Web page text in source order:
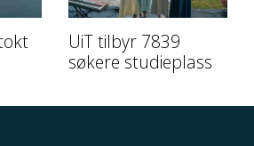
UiT tilbyr 7839
søkere studieplass